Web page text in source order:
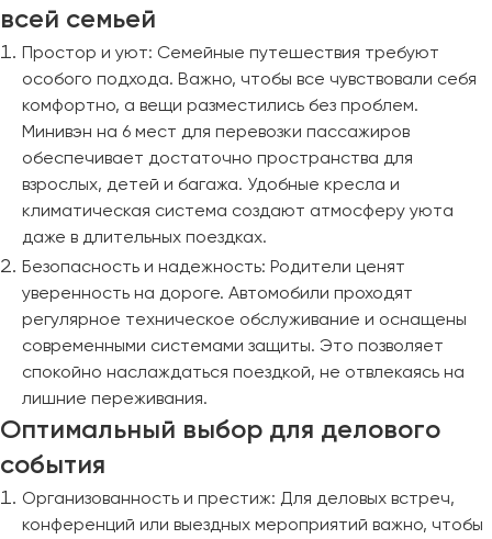
всей семьей
Простор и уют: Семейные путешествия требуют
особого подхода. Важно, чтобы все чувствовали себя
комфортно, а вещи разместились без проблем.
Минивэн на 6 мест для перевозки пассажиров
обеспечивает достаточно пространства для
взрослых, детей и багажа. Удобные кресла и
климатическая система создают атмосферу уюта
даже в длительных поездках.
Безопасность и надежность: Родители ценят
уверенность на дороге. Автомобили проходят
регулярное техническое обслуживание и оснащены
современными системами защиты. Это позволяет
спокойно наслаждаться поездкой, не отвлекаясь на
лишние переживания.
Оптимальный выбор для делового
события
Организованность и престиж: Для деловых встреч,
конференций или выездных мероприятий важно, чтобы